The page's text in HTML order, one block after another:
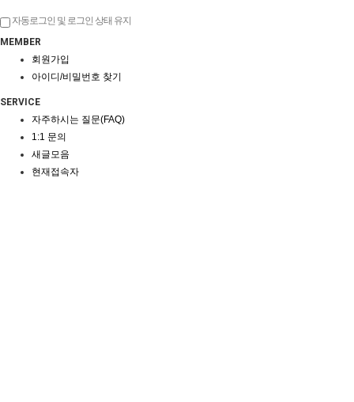
자동로그인 및 로그인 상태 유지
MEMBER
회원가입
아이디/비밀번호 찾기
SERVICE
자주하시는 질문(FAQ)
1:1 문의
새글모음
현재접속자